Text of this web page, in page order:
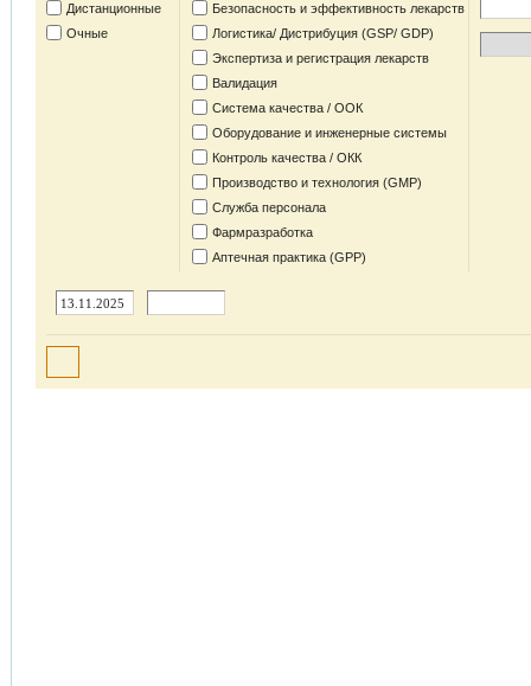
Дистанционные
Очные
Безопасность и эффективность лекарств
Логистика/ Дистрибуция (GSP/ GDP)
Экспертиза и регистрация лекарств
Валидация
Система качества / ООК
Оборудование и инженерные системы
Контроль качества / ОКК
Производство и технология (GMP)
Служба персонала
Фармразработка
Аптечная практика (GPP)